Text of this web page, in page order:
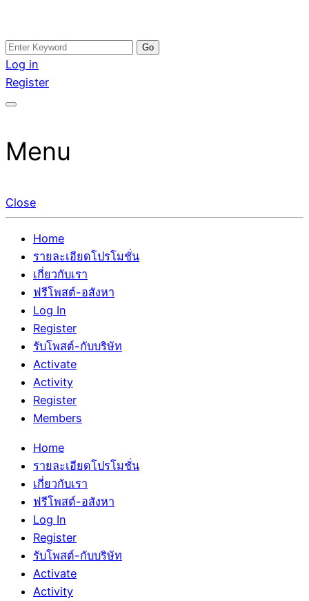
Skip
to
content
อสังหาโพสต์ รีวิวเยอะ รับจ้างโพสต์ขายบ้าน รับจ้างโพสต์อสัง
หา แตกต่างอย่างตั้งใจ รับรองผล อันดับ1 การโพสต์ขายอสังหา
กับทีมงานบริษัท บ้าน ที่ดิน คอนโด ติดGoogleหน้าแรกได้จริงๆ
รับจ้างโพสอสังหา ขายบ้าน อสังหาโพสต์ เชื่อถือได้จริง รับ
โพสต์ ที่ดิน กับทีมงานบริษัท ถูกและดีที่สุด ไม่มีค่านายหน้า
ขายได้จริงๆ ช่วยสร้างโอกาสในการขายได้มากกว่า ที่เดียว ที่
Search
for:
Log in
Register
Menu
Close
Home
รายละเอียดโปรโมชั่น
เกี่ยวกับเรา
ฟรีโพสต์-อสังหา
Log In
Register
รับโพสต์-กับบริษัท
Activate
Activity
Register
Members
Home
รายละเอียดโปรโมชั่น
เกี่ยวกับเรา
ฟรีโพสต์-อสังหา
Log In
Register
รับโพสต์-กับบริษัท
Activate
Activity